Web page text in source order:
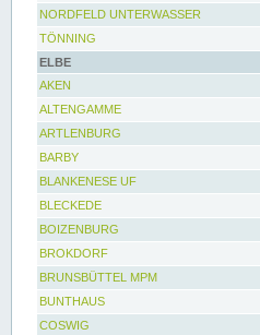
NORDFELD UNTERWASSER
TÖNNING
ELBE
AKEN
ALTENGAMME
ARTLENBURG
BARBY
BLANKENESE UF
BLECKEDE
BOIZENBURG
BROKDORF
BRUNSBÜTTEL MPM
BUNTHAUS
COSWIG